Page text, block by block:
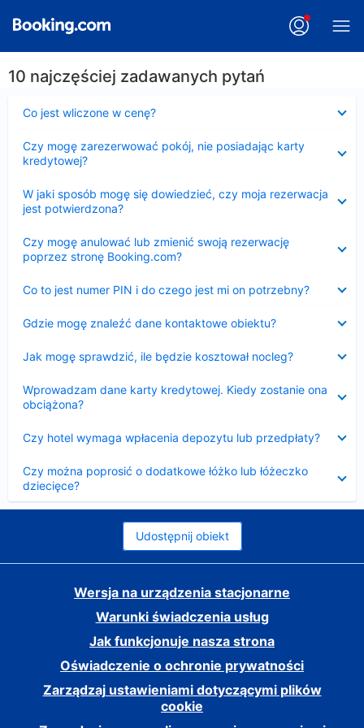
10 najczęściej zadawanych pytań
Co jest wliczone w cenę?
Czy mogę zarezerwować pokój, nie posiadając karty
kredytowej?
W jaki sposób mogę się dowiedzieć, czy moja rezerwacja
jest potwierdzona?
Czy mogę anulować lub zmienić swoją rezerwację
poprzez stronę Booking.com?
Co to jest numer PIN i do czego jest mi on potrzebny?
Gdzie mogę znaleźć dane kontaktowe obiektu?
Jak mogę sprawdzić, ile będzie kosztował nocleg?
Wprowadzam dane karty kredytowej. Kiedy zostanie ona
obciążona?
Czy hotel wymaga wpłacenia depozytu lub przedpłaty?
Czy można poprosić o dodatkowe łóżko lub łóżeczko
dziecięce?
Udostępnij obiekt
Wersja na urządzenia stacjonarne
Warunki świadczenia usług
Jak funkcjonuje nasza strona
Oświadczenie o ochronie prywatności
Zarządzaj ustawieniami dotyczącymi plików
cookie